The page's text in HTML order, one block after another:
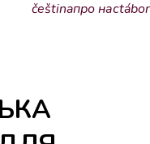
češtinaпро насtábor